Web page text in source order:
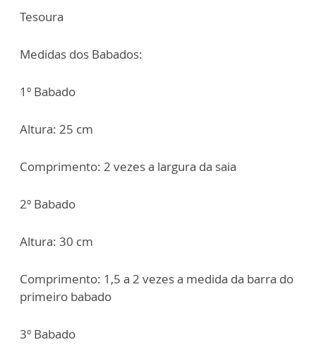
Tesoura
Medidas dos Babados:
1º Babado
Altura: 25 cm
Comprimento: 2 vezes a largura da saia
2º Babado
Altura: 30 cm
Comprimento: 1,5 a 2 vezes a medida da barra do
primeiro babado
3º Babado